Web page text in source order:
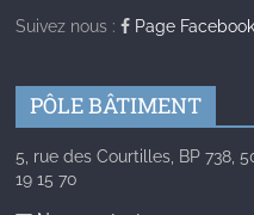
Suivez nous : Page Facebook
PÔLE BÂTIMENT
5, rue des Courtilles, BP 738,
19 15 70